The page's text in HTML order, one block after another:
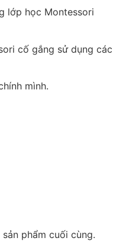
lớp học Montessori
cố gắng sử dụng các
mình.
phẩm cuối cùng.